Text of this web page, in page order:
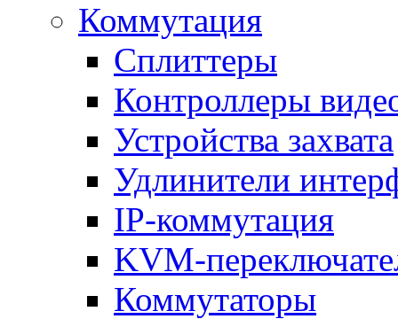
Коммутация
Сплиттеры
Контроллеры
Устройства захвата
Удлинители
IP-коммутация
KVM-
Коммутаторы